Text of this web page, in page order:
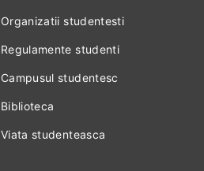
Organizatii studentesti
Regulamente studenti
Campusul studentesc
Biblioteca
Viata studenteasca